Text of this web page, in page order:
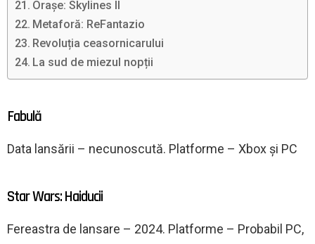
Orașe: Skylines II
Metaforă: ReFantazio
Revoluția ceasornicarului
La sud de miezul nopții
Fabulă
Data lansării – necunoscută. Platforme – Xbox și PC
Star Wars: Haiducii
Fereastra de lansare – 2024. Platforme – Probabil PC,